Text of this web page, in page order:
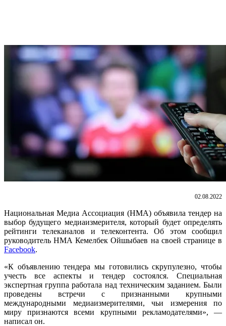
02.08.2022
Национальная Медиа Ассоциация (НМА) объявила тендер на
выбор будущего медиаизмерителя, который будет определять
рейтинги телеканалов и телеконтента. Об этом сообщил
руководитель НМА Кемелбек Ойшыбаев на своей странице в
Facebook.
«К объявлению тендера мы готовились скрупулезно, чтобы
учесть все аспекты и тендер состоялся. Специальная
экспертная группа работала над техническим заданием. Были
проведены встречи с признанными крупными
международными медиаизмерителями, чьи измерения по
миру признаются всеми крупными рекламодателями», —
написал он.